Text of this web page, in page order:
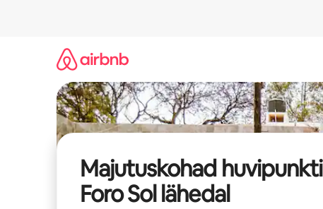
Majutuskohad huvipunkti
Foro Sol lähedal